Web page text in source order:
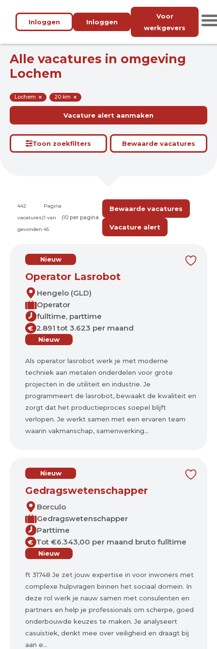
Inloggen Inloggen
Voor
werkgevers
Alle vacatures in omgeving
Lochem
Lochem 20 km
Vacature alert aanmaken
Toon zoekfilters Bewaarde vacatures
442
vacatures
gevonden
|
Pagina
1 van
45
|
Bewaarde vacatures
Vacature alert
Nieuw
Operator Lasrobot
Hengelo (GLD)
Operator
fulltime, parttime
€ 2.891 tot 3.623 per maand
Nieuw
Als operator lasrobot werk je met moderne
techniek aan metalen onderdelen voor grote
projecten in de utiliteit en industrie. Je
programmeert de lasrobot, bewaakt de kwaliteit en
zorgt dat het productieproces soepel blijft
verlopen. Je werkt samen met een ervaren team
waarin vakmanschap, samenwerking...
Nieuw
Gedragswetenschapper
Borculo
Gedragswetenschapper
Parttime
€ Tot €6.343,00 per maand bruto fulltime
Nieuw
ft 31748 Je zet jouw expertise in voor inwoners met
complexe hulpvragen binnen het sociaal domein. In
deze rol werk je nauw samen met consulenten en
partners en help je professionals om scherpe, goed
onderbouwde keuzes te maken. Je analyseert
casuïstiek, denkt mee over veiligheid en draagt bij
aan e...